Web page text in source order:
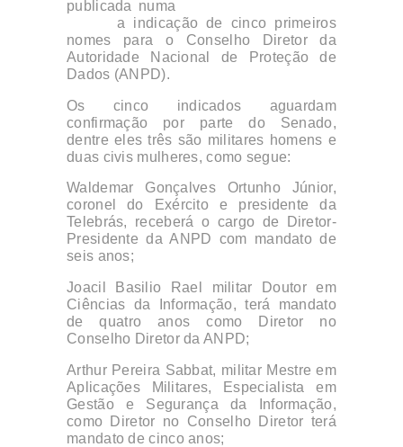
publicada numa
a indicação de cinco primeiros
nomes para o Conselho Diretor da
Autoridade Nacional de Proteção de
Dados (ANPD).
Os cinco indicados aguardam
confirmação por parte do Senado,
dentre eles três são militares homens e
duas civis mulheres, como segue:
Waldemar Gonçalves Ortunho Júnior,
coronel do Exército e presidente da
Telebrás, receberá o cargo de Diretor-
Presidente da ANPD com mandato de
seis anos;
Joacil Basilio Rael
militar Doutor em
Ciências da Informação, terá mandato
de quatro anos como
Diretor no
Conselho Diretor da ANPD;
Arthur Pereira Sabbat, militar Mestre em
Aplicações Militares, Especialista em
Gestão e Segurança da Informação,
como Diretor no Conselho Diretor terá
mandato de cinco anos;